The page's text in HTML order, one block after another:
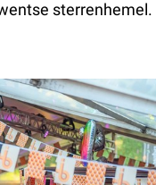
sterrenhemel.